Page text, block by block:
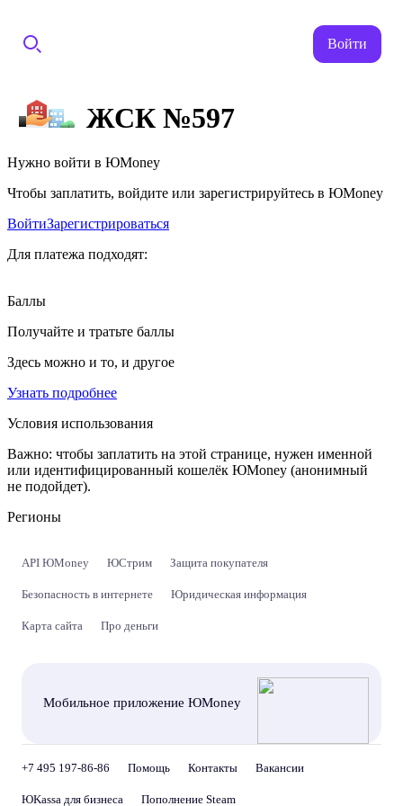
Войти
ЖСК №597
Нужно войти в ЮMoney
Чтобы заплатить, войдите или зарегистрируйтесь в ЮMoney
ВойтиЗарегистрироваться
Для платежа подходят:
Баллы
Получайте и тратьте баллы
Здесь можно и то, и другое
Узнать подробнее
Условия использования
Важно: чтобы заплатить на этой странице, нужен именной
или идентифицированный кошелёк ЮMoney (анонимный
не подойдет).
Регионы
API ЮMoney ЮСтрим Защита покупателя
Безопасность в интернете Юридическая информация
Карта сайта Про деньги
Мобильное приложение ЮMoney
+7 495 197-86-86 Помощь Контакты Вакансии
ЮKassa для бизнеса Пополнение Steam